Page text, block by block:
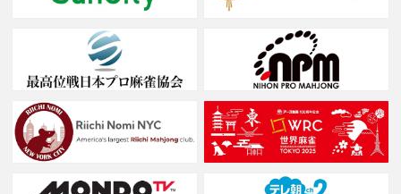
「アモスヴィエラ２ / AMOS VIERAL Ⅱ」本日発売
【新発売】アモスヴィエラⅡ / AMOS VIERAL Ⅱ
アモスヴィエラが待望のモデルチェンジ。
上位機種「レックスⅢ」と同等の内部機構を継承しつつ、機能
を最適化。
・点数表示： 視認性の高いフロント表示へ刷新
・新機能： スマホ充電用USBポートを標準装備